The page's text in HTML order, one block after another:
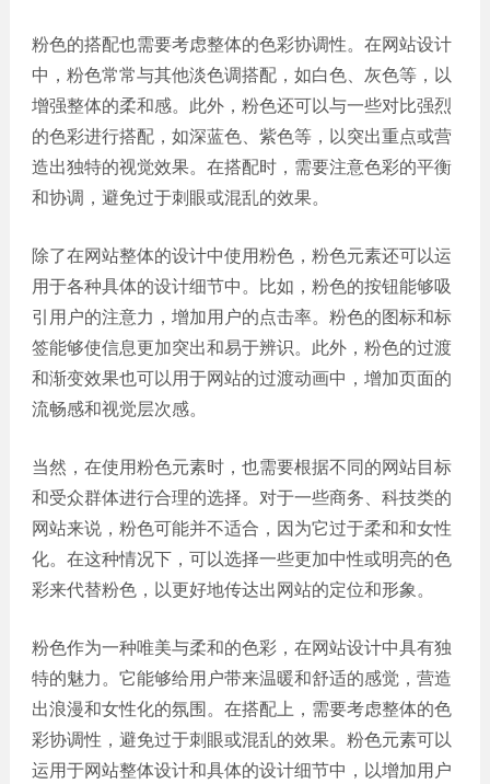
案例
系统
平台
案例
粉色的搭配也需要考虑整体的色彩协调性。在网站设计
中，粉色常常与其他淡色调搭配，如白色、灰色等，以
增强整体的柔和感。此外，粉色还可以与一些对比强烈
的色彩进行搭配，如深蓝色、紫色等，以突出重点或营
造出独特的视觉效果。在搭配时，需要注意色彩的平衡
和协调，避免过于刺眼或混乱的效果。
除了在网站整体的设计中使用粉色，粉色元素还可以运
用于各种具体的设计细节中。比如，粉色的按钮能够吸
引用户的注意力，增加用户的点击率。粉色的图标和标
签能够使信息更加突出和易于辨识。此外，粉色的过渡
和渐变效果也可以用于网站的过渡动画中，增加页面的
流畅感和视觉层次感。
当然，在使用粉色元素时，也需要根据不同的网站目标
和受众群体进行合理的选择。对于一些商务、科技类的
网站来说，粉色可能并不适合，因为它过于柔和和女性
化。在这种情况下，可以选择一些更加中性或明亮的色
彩来代替粉色，以更好地传达出网站的定位和形象。
粉色作为一种唯美与柔和的色彩，在网站设计中具有独
特的魅力。它能够给用户带来温暖和舒适的感觉，营造
出浪漫和女性化的氛围。在搭配上，需要考虑整体的色
彩协调性，避免过于刺眼或混乱的效果。粉色元素可以
运用于网站整体设计和具体的设计细节中，以增加用户